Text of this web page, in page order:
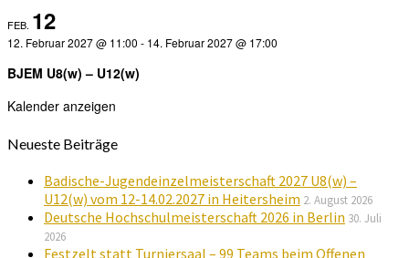
FEB. 12
12. Februar 2027 @ 11:00 - 14. Februar 2027 @ 17:00
BJEM U8(w) – U12(w)
Kalender anzeigen
Neueste Beiträge
Badische-Jugendeinzelmeisterschaft 2027 U8(w) –
U12(w) vom 12-14.02.2027 in Heitersheim 2. August 2026
Deutsche Hochschulmeisterschaft 2026 in Berlin 30. Juli
2026
Festzelt statt Turniersaal – 99 Teams beim Offenen